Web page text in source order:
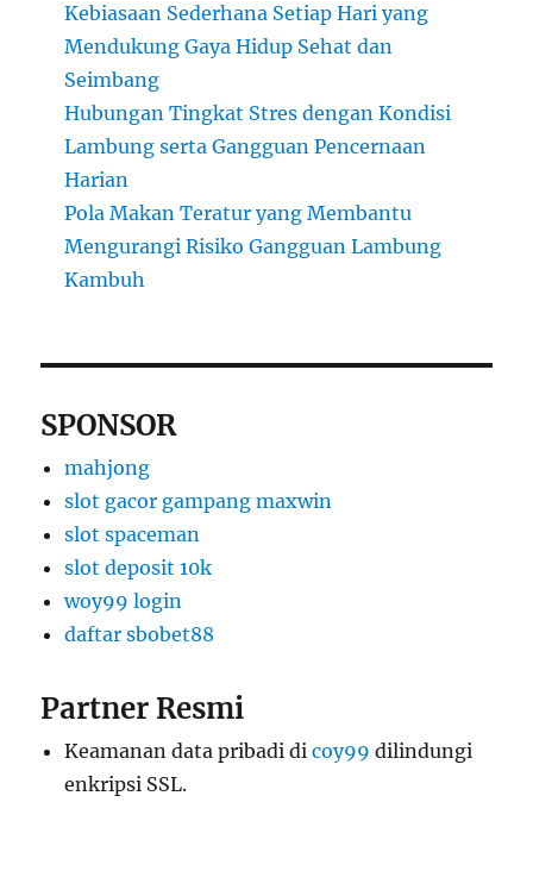
Kebiasaan Sederhana Setiap Hari yang
Mendukung Gaya Hidup Sehat dan
Seimbang
Hubungan Tingkat Stres dengan Kondisi
Lambung serta Gangguan Pencernaan
Harian
Pola Makan Teratur yang Membantu
Mengurangi Risiko Gangguan Lambung
Kambuh
SPONSOR
mahjong
slot gacor gampang maxwin
slot spaceman
slot deposit 10k
woy99 login
daftar sbobet88
Partner Resmi
Keamanan data pribadi dicoy99 dilindungi
enkripsi SSL.